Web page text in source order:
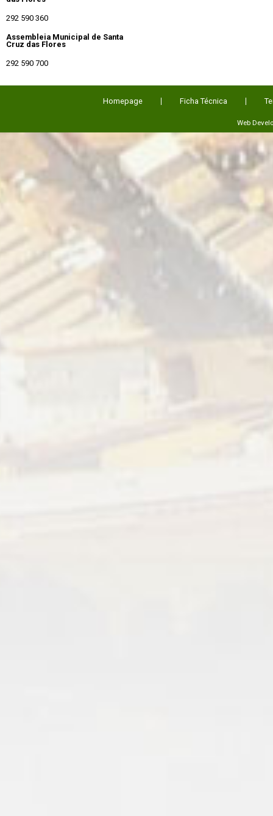
292 590 360
Assembleia Municipal de Santa
Cruz das Flores
292 590 700
Homepage Ficha Técnica
Web